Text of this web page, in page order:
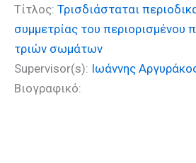
Τίτλος: Τρισδιάσταται
συμμετρίας του περιορισμένου
τριών σωμάτων
Supervisor(s): Ιωάννης
Βιογραφικό: